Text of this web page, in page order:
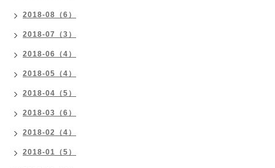
2018-08（6）
2018-07（3）
2018-06（4）
2018-05（4）
2018-04（5）
2018-03（6）
2018-02（4）
2018-01（5）